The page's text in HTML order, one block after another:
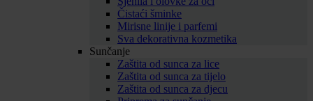
Čistaći šminke
Mirisne linije i parfemi
Sva dekorativna kozmetika
Sunčanje
Zaštita od sunca za lice
Zaštita od sunca za tijelo
Zaštita od sunca za djecu